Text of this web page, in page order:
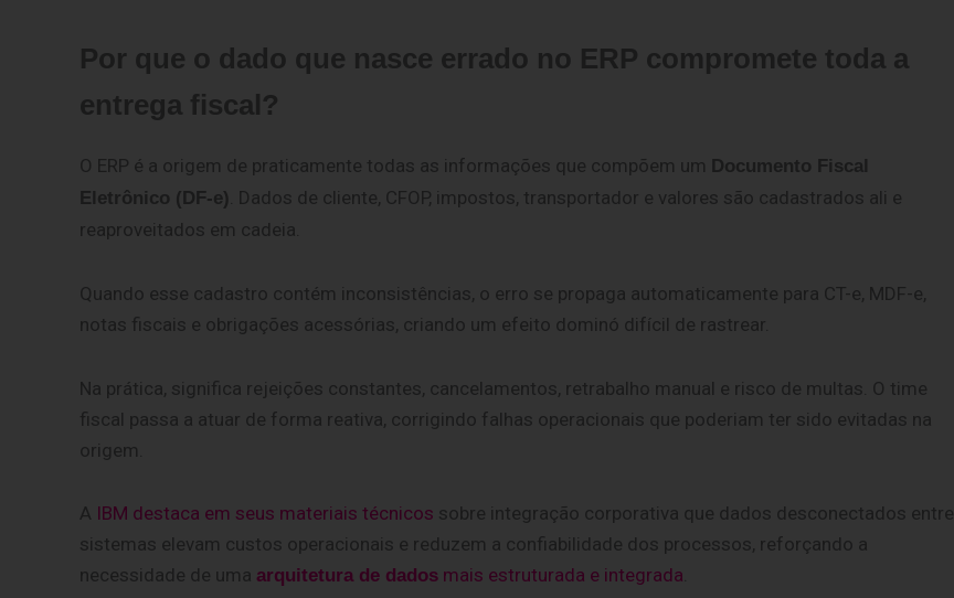
Por que o dado que nasce errado no ERP compromete toda a
entrega fiscal?
O ERP é a origem de praticamente todas as informações que compõem um Documento Fiscal
Eletrônico (DF-e) . Dados de cliente, CFOP, impostos, transportador e valores são cadastrados ali e
reaproveitados em cadeia.
Quando esse cadastro contém inconsistências, o erro se propaga automaticamente para CT-e, MDF-e,
notas fiscais e obrigações acessórias, criando um efeito dominó difícil de rastrear.
Na prática, significa rejeições constantes, cancelamentos, retrabalho manual e risco de multas. O time
fiscal passa a atuar de forma reativa, corrigindo falhas operacionais que poderiam ter sido evitadas na
origem.
A IBM destaca em seus materiais técnicos sobre integração corporativa que dados desconectados entre
sistemas elevam custos operacionais e reduzem a confiabilidade dos processos, reforçando a
necessidade de uma arquitetura de dados mais estruturada e integrada